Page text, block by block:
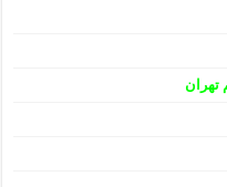
تهران